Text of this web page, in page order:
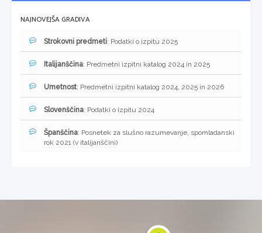
NAJNOVEJŠA GRADIVA
Strokovni predmeti: Podatki o izpitu 2025
Italijanščina: Predmetni izpitni katalog 2024 in 2025
Umetnost: Predmetni izpitni katalog 2024, 2025 in 2026
Slovenščina: Podatki o izpitu 2024
Španščina: Posnetek za slušno razumevanje, spomladanski
rok 2021 (v italijanščini)